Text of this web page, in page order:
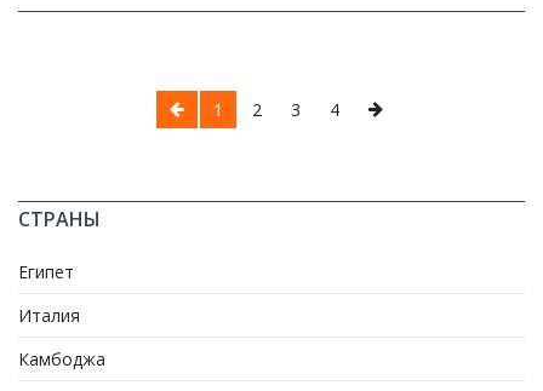
1 2 3 4
СТРАНЫ
Египет
Италия
Камбоджа